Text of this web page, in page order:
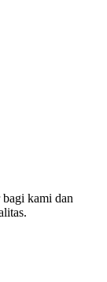
bagi kami dan